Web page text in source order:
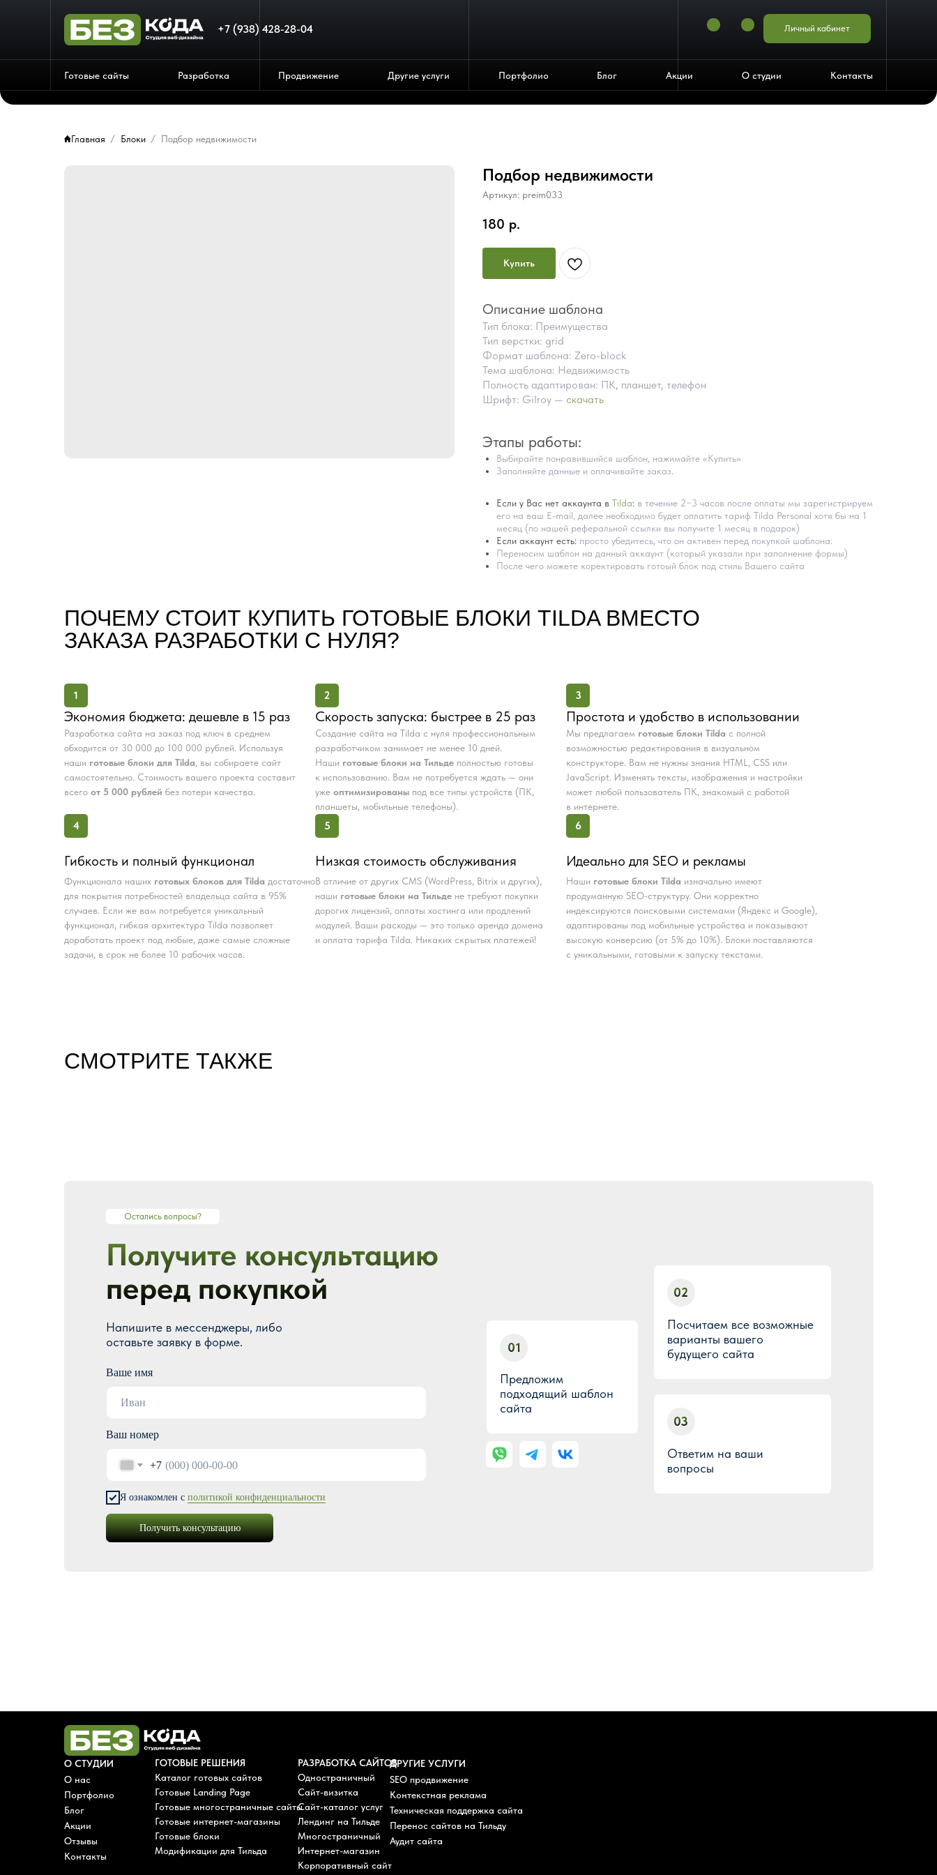
Личный кабинет
+7 (938) 428-28-04
Готовые сайты Разработка Продвижение Другие услуги Портфолио Блог Акции О студии Контакты
Главная Блоки Подбор недвижимости
Подбор недвижимости
Артикул: preim033
180 р.
Купить
Описание шаблона
Тип блока: Преимущества
Тип верстки: grid
Формат шаблона: Zero-block
Тема шаблона: Недвижимость
Полность адаптирован: ПК, планшет, телефон
Шрифт: Gilroy — скачать
Этапы работы:
Выбирайте понравившийся шаблон, нажимайте «Купить»
Заполняйте данные и оплачивайте заказ.
Если у Вас нет аккаунта в Tilda: в течение 2−3 часов после оплаты мы зарегистрируем
его на ваш E-mail, далее необходимо будет оплатить тариф Tilda Personal хотя бы на 1
месяц (по нашей реферальной ссылки вы получите 1 месяц в подарок)
Если аккаунт есть: просто убедитесь, что он активен перед покупкой шаблона.
Переносим шаблон на данный аккаунт (который указали при заполнение формы)
После чего можете коректировать готоый блок под стиль Вашего сайта
ПОЧЕМУ СТОИТ КУПИТЬ ГОТОВЫЕ БЛОКИ TILDA ВМЕСТО
ЗАКАЗА РАЗРАБОТКИ С НУЛЯ?
1
Экономия бюджета: дешевле в 15 раз
Разработка сайта на заказ под ключ в среднем
обходится от 30 000 до 100 000 рублей. Используя
наши готовые блоки для Tilda, вы собираете сайт
самостоятельно. Стоимость вашего проекта составит
всего от 5 000 рублей без потери качества.
2
Скорость запуска: быстрее в 25 раз
Создание сайта на Tilda с нуля профессиональным
разработчиком занимает не менее 10 дней.
Наши готовые блоки на Тильде полностью готовы
к использованию. Вам не потребуется ждать — они
уже оптимизированы под все типы устройств (ПК,
планшеты, мобильные телефоны).
3
Простота и удобство в использовании
Мы предлагаем готовые блоки Tilda с полной
возможностью редактирования в визуальном
конструкторе. Вам не нужны знания HTML, CSS или
JavaScript. Изменять тексты, изображения и настройки
может любой пользователь ПК, знакомый с работой
в интернете.
Функционала наших готовых блоков для Tilda достаточно
для покрытия потребностей владельца сайта в 95%
случаев. Если же вам потребуется уникальный
функционал, гибкая архитектура Tilda позволяет
доработать проект под любые, даже самые сложные
задачи, в срок не более 10 рабочих часов.
Гибкость и полный функционал
4
В отличие от других CMS (WordPress, Bitrix и других),
наши готовые блоки на Тильде не требуют покупки
дорогих лицензий, оплаты хостинга или продлений
модулей. Ваши расходы — это только аренда домена
и оплата тарифа Tilda. Никаких скрытых платежей!
Низкая стоимость обслуживания
5
Наши готовые блоки Tilda изначально имеют
продуманную SEO-структуру. Они корректно
индексируются поисковыми системами (Яндекс и Google),
адаптированы под мобильные устройства и показывают
высокую конверсию (от 5% до 10%). Блоки поставляются
с уникальными, готовыми к запуску текстами.
Идеально для SEO и рекламы
6
CМОТРИТЕ ТАКЖЕ
Получите консультацию
перед покупкой
Ваше имя
Ваш номер
+7
Я ознакомлен с политикой конфиденциальности
Получить консультацию
Напишите в мессенджеры, либо
оставьте заявку в форме.
Остались вопросы?
Предложим
подходящий шаблон
сайта
01
Посчитаем все возможные
варианты вашего
будущего сайта
02
Ответим на ваши
вопросы
03
О СТУДИИ
О нас
Портфолио
Блог
Акции
Отзывы
Контакты
ГОТОВЫЕ РЕШЕНИЯ
Каталог готовых сайтов
Готовые Landing Page
Готовые многостраничные сайты
Готовые интернет-магазины
Готовые блоки
Модификации для Тильда
РАЗРАБОТКА САЙТОВ
Одностраничный
Сайт-визитка
Сайт-каталог услуг
Лендинг на Тильде
Многостраничный
Интернет-магазин
Корпоративный сайт
ДРУГИЕ УСЛУГИ
SEO продвижение
Контекстная реклама
Техническая поддержка сайта
Перенос сайтов на Тильду
Аудит сайта